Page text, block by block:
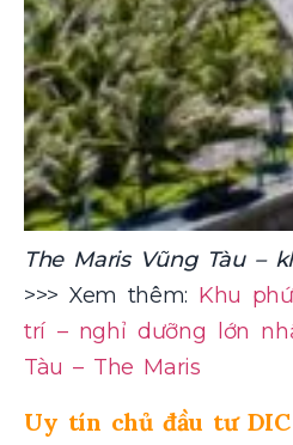
The Maris Vũng Tàu –
>>> Xem thêm: Khu
trí – nghỉ dưỡng lớn
Tàu – The Maris
Uy tín chủ đầu tư